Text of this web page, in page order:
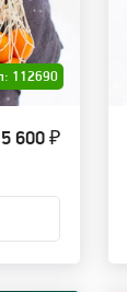
112690
5 600 ₽